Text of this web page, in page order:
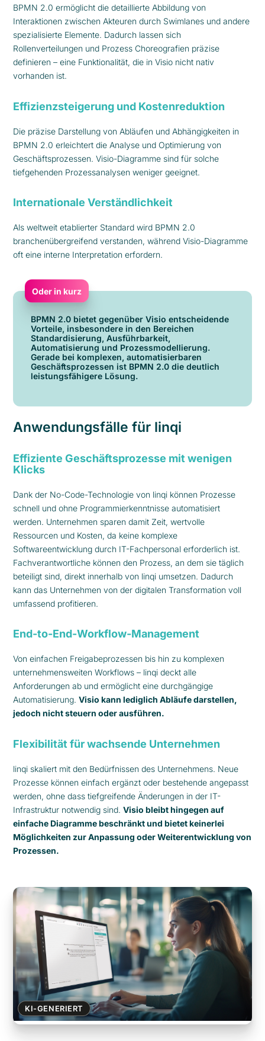
BPMN 2.0 ermöglicht die detaillierte Abbildung von
Interaktionen zwischen Akteuren durch Swimlanes und andere
spezialisierte Elemente. Dadurch lassen sich
Rollenverteilungen und Prozess Choreografien präzise
definieren – eine Funktionalität, die in Visio nicht nativ
vorhanden ist.
Effizienzsteigerung und Kostenreduktion
Die präzise Darstellung von Abläufen und Abhängigkeiten in
BPMN 2.0 erleichtert die Analyse und Optimierung von
Geschäftsprozessen. Visio-Diagramme sind für solche
tiefgehenden Prozessanalysen weniger geeignet.
Internationale Verständlichkeit
Als weltweit etablierter Standard wird BPMN 2.0
branchenübergreifend verstanden, während Visio-Diagramme
oft eine interne Interpretation erfordern.
Oder in kurz
BPMN 2.0 bietet gegenüber Visio entscheidende
Vorteile, insbesondere in den Bereichen
Standardisierung, Ausführbarkeit,
Automatisierung und Prozessmodellierung.
Gerade bei komplexen, automatisierbaren
Geschäftsprozessen ist BPMN 2.0 die deutlich
leistungsfähigere Lösung.
Anwendungsfälle für linqi
Effiziente Geschäftsprozesse mit wenigen
Klicks
Dank der No-Code-Technologie von linqi können Prozesse
schnell und ohne Programmierkenntnisse automatisiert
werden. Unternehmen sparen damit Zeit, wertvolle
Ressourcen und Kosten, da keine komplexe
Softwareentwicklung durch IT-Fachpersonal erforderlich ist.
Fachverantwortliche können den Prozess, an dem sie täglich
beteiligt sind, direkt innerhalb von linqi umsetzen. Dadurch
kann das Unternehmen von der digitalen Transformation voll
umfassend profitieren.
End-to-End-Workflow-Management
Von einfachen Freigabeprozessen bis hin zu komplexen
unternehmensweiten Workflows – linqi deckt alle
Anforderungen ab und ermöglicht eine durchgängige
Automatisierung.Visio kann lediglich Abläufe darstellen,
jedoch nicht steuern oder ausführen.
Flexibilität für wachsende Unternehmen
linqi skaliert mit den Bedürfnissen des Unternehmens. Neue
Prozesse können einfach ergänzt oder bestehende angepasst
werden, ohne dass tiefgreifende Änderungen in der IT-
Infrastruktur notwendig sind.Visio bleibt hingegen auf
einfache Diagramme beschränkt und bietet keinerlei
Möglichkeiten zur Anpassung oder Weiterentwicklung von
Prozessen.
KI-GENERIERT